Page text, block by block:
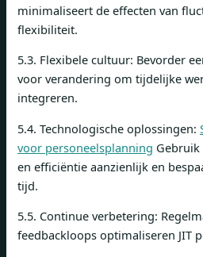
minimaliseert de effecten van
flexibiliteit.
5.3. Flexibele cultuur: Bevorder
voor verandering om tijdelijke
integreren.
5.4. Technologische oplossingen:
voor personeelsplanning
en efficiëntie aanzienlijk en
tijd.
5.5. Continue verbetering:
feedbackloops optimaliseren JIT